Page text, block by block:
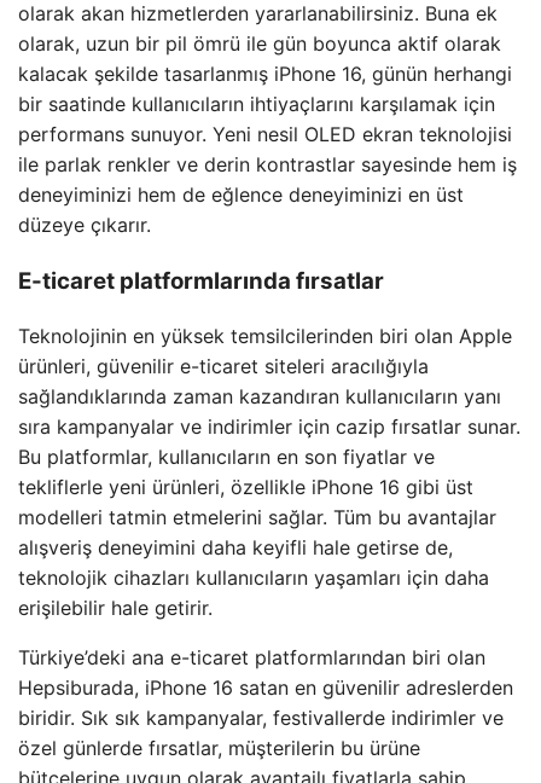
olarak akan hizmetlerden yararlanabilirsiniz. Buna ek
olarak, uzun bir pil ömrü ile gün boyunca aktif olarak
kalacak şekilde tasarlanmış iPhone 16, günün herhangi
bir saatinde kullanıcıların ihtiyaçlarını karşılamak için
performans sunuyor. Yeni nesil OLED ekran teknolojisi
ile parlak renkler ve derin kontrastlar sayesinde hem iş
deneyiminizi hem de eğlence deneyiminizi en üst
düzeye çıkarır.
E-ticaret platformlarında fırsatlar
Teknolojinin en yüksek temsilcilerinden biri olan Apple
ürünleri, güvenilir e-ticaret siteleri aracılığıyla
sağlandıklarında zaman kazandıran kullanıcıların yanı
sıra kampanyalar ve indirimler için cazip fırsatlar sunar.
Bu platformlar, kullanıcıların en son fiyatlar ve
tekliflerle yeni ürünleri, özellikle iPhone 16 gibi üst
modelleri tatmin etmelerini sağlar. Tüm bu avantajlar
alışveriş deneyimini daha keyifli hale getirse de,
teknolojik cihazları kullanıcıların yaşamları için daha
erişilebilir hale getirir.
Türkiye’deki ana e-ticaret platformlarından biri olan
Hepsiburada, iPhone 16 satan en güvenilir adreslerden
biridir. Sık sık kampanyalar, festivallerde indirimler ve
özel günlerde fırsatlar, müşterilerin bu ürüne
bütçelerine uygun olarak avantajlı fiyatlarla sahip